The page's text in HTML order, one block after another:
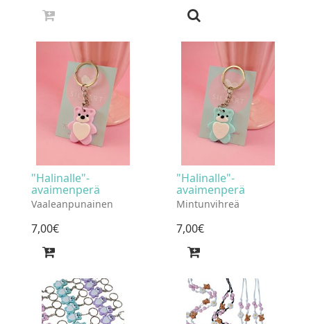
"Halinalle"-
avaimenperä
Vaaleanpunainen
7,00€
"Halinalle"-
avaimenperä
Mintunvihreä
7,00€